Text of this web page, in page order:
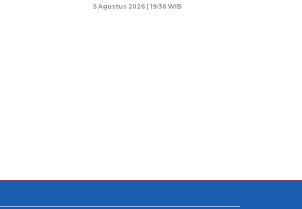
5 Agustus 2026 | 19:36 WIB